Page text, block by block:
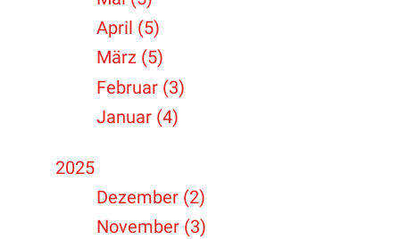
April (5)
März (5)
Februar (3)
Januar (4)
2025
Dezember (2)
November (3)